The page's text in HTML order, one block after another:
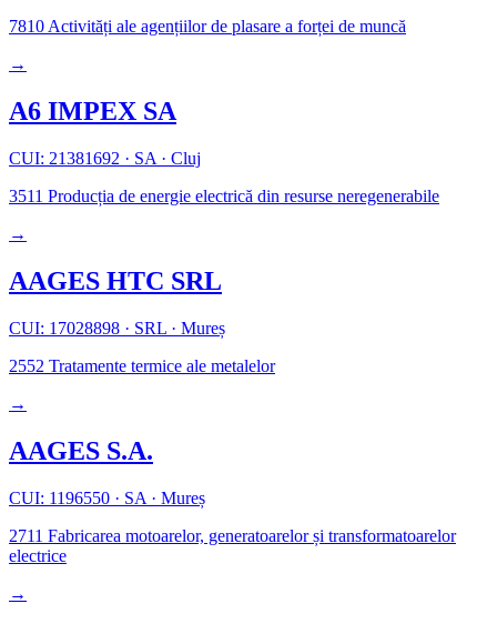
7810 Activități ale agențiilor de plasare a forței de muncă
→
A6 IMPEX SA
CUI: 21381692 · SA · Cluj
3511 Producția de energie electrică din resurse neregenerabile
→
AAGES HTC SRL
CUI: 17028898 · SRL · Mureș
2552 Tratamente termice ale metalelor
→
AAGES S.A.
CUI: 1196550 · SA · Mureș
2711 Fabricarea motoarelor, generatoarelor și transformatoarelor
electrice
→